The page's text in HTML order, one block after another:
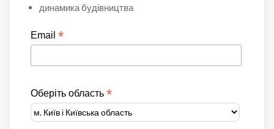
динамика будівництва
Email *
Оберіть область *